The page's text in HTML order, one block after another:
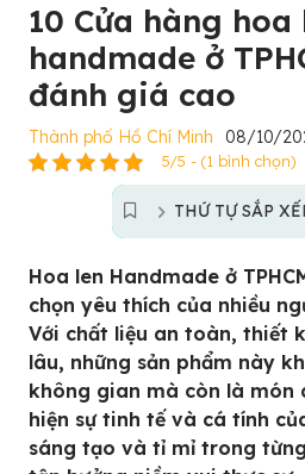
10 Cửa hàng hoa
handmade ở
đánh giá cao
Thành phố Hồ Chí Minh 08/10/
5/5 - (1 bình chọn)
THỨ TỰ SẮP
Hoa len Handmade ở
chọn yêu thích của nhiều
Với chất liệu an toàn, thiết
lâu, những sản phẩm này
không gian mà còn là món
hiện sự tinh tế và cá tính
sáng tạo và tỉ mỉ trong